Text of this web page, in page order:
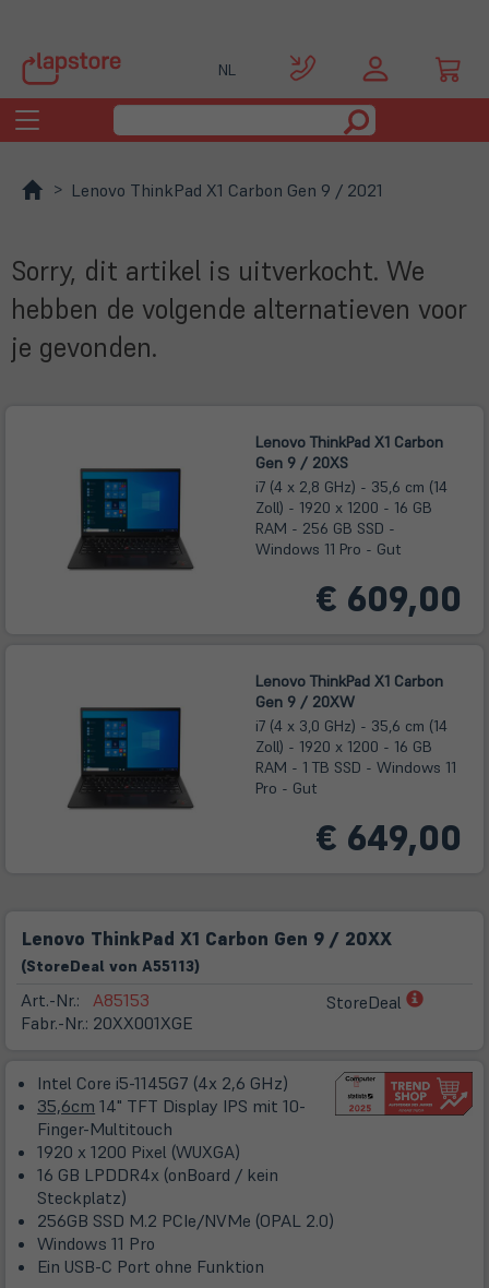
NL
Toggle
navigation
Lenovo ThinkPad X1 Carbon Gen 9 / 2021
Sorry, dit artikel is uitverkocht. We
hebben de volgende alternatieven voor
je gevonden.
Lenovo ThinkPad X1 Carbon
Gen 9 / 20XS
i7 (4 x 2,8 GHz) - 35,6 cm (14
Zoll) - 1920 x 1200 - 16 GB
RAM - 256 GB SSD -
Windows 11 Pro - Gut
€ 609,00
Lenovo ThinkPad X1 Carbon
Gen 9 / 20XW
i7 (4 x 3,0 GHz) - 35,6 cm (14
Zoll) - 1920 x 1200 - 16 GB
RAM - 1 TB SSD - Windows 11
Pro - Gut
€ 649,00
Lenovo ThinkPad X1 Carbon Gen 9 / 20XX
(StoreDeal von A55113)
Art.-Nr.:
Fabr.-Nr.:
A85153
20XX001XGE
StoreDeal
(öffnet
Tab)
Intel Core i5-1145G7 (4x 2,6 GHz)
35,6cm 14" TFT Display IPS mit 10-
Finger-Multitouch
1920 x 1200 Pixel (WUXGA)
16 GB LPDDR4x (onBoard / kein
Steckplatz)
256GB SSD M.2 PCIe/NVMe (OPAL 2.0)
Windows 11 Pro
Ein USB-C Port ohne Funktion